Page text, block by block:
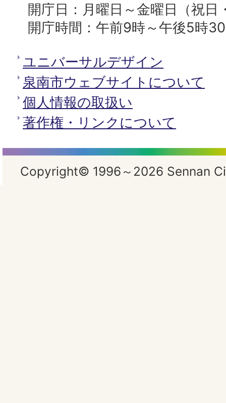
開庁日：月曜日～金曜日（祝日
開庁時間：午前9時～午後5時
ユニバーサルデザイン
泉南市ウェブサイトについて
個人情報の取扱い
著作権・リンクについて
Copyright© 1996～2026 Sennan